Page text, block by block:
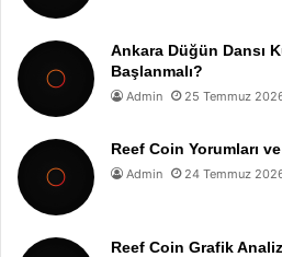
Ankara Düğün Dansı
Başlanmalı?
Admin 25 Temmuz
Reef Coin Yorumları ve
Admin 24 Temmuz
Reef Coin Grafik